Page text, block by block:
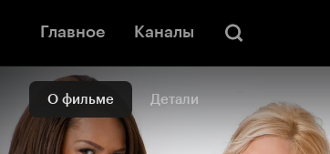
Главное Каналы
О фильме Детали